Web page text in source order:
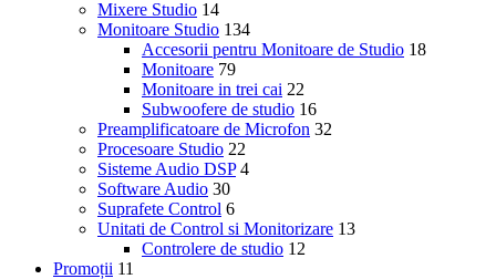
Mixere Studio 14
Monitoare Studio 134
Accesorii pentru Monitoare de Studio 18
Monitoare 79
Monitoare in trei cai 22
Subwoofere de studio 16
Preamplificatoare de Microfon 32
Procesoare Studio 22
Sisteme Audio DSP 4
Software Audio 30
Suprafete Control 6
Unitati de Control si Monitorizare 13
Controlere de studio 12
Promoții 11